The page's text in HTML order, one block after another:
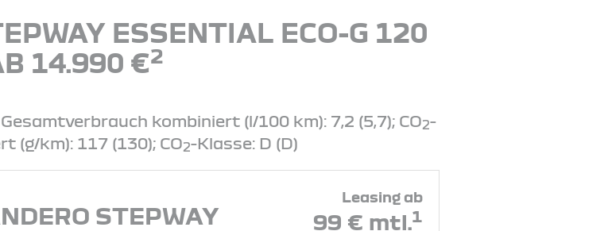
ESSENTIAL ECO-G 120
14.990 €2
kombiniert (l/100 km): 7,2 (5,7); CO2-
(g/km): 117 (130); CO2-Klasse: D (D)
STEPWAY
Leasing ab
99 € mtl.1